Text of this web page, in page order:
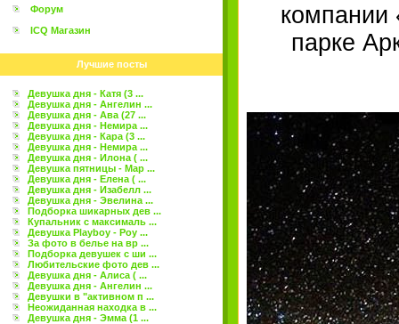
Форум
ICQ Магазин
Лучшие посты
Девушка дня - Катя (3 ...
Девушка дня - Ангелин ...
Девушка дня - Ава (27 ...
Девушка дня - Немира ...
Девушка дня - Кара (3 ...
Девушка дня - Немира ...
Девушка дня - Илона ( ...
Девушка пятницы - Мар ...
Девушка дня - Елена ( ...
Девушка дня - Изабелл ...
Девушка дня - Эвелина ...
Подборка шикарных дев ...
Купальник с максималь ...
Девушка Playboy - Роу ...
За фото в белье на вр ...
Подборка девушек с ши ...
Любительские фото дев ...
Девушка дня - Алиса ( ...
Девушка дня - Ангелин ...
Девушки в "активном п ...
Неожиданная находка в ...
Девушка дня - Эмма (1 ...
компании
парке